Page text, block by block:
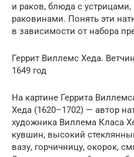
и раков, блюда с
раковинами. Понять эти
в зависимости от набора
Геррит Виллемс Хеда.
1649 год
На картине Геррита
Хеда (1620–1702) — автор
художника Виллема Класа
кувшин, высокий
вазу, горчичницу, окорок,